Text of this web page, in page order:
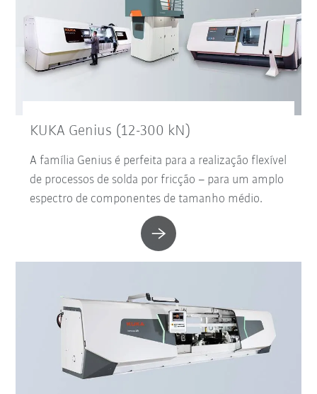
KUKA Genius (12-300 kN)
A família Genius é perfeita para a realização flexível
de processos de solda por fricção – para um amplo
espectro de componentes de tamanho médio.